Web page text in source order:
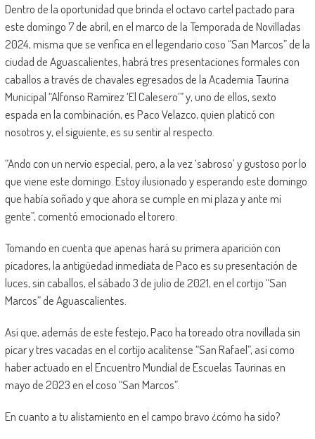
Dentro de la oportunidad que brinda el octavo cartel pactado para
este domingo 7 de abril, en el marco de la Temporada de Novilladas
2024, misma que se verifica en el legendario coso “San Marcos” de la
ciudad de Aguascalientes, habrá tres presentaciones formales con
caballos a través de chavales egresados de la Academia Taurina
Municipal “Alfonso Ramírez ‘El Calesero’” y, uno de ellos, sexto
espada en la combinación, es Paco Velazco, quien platicó con
nosotros y, el siguiente, es su sentir al respecto.
“Ando con un nervio especial, pero, a la vez ‘sabroso’ y gustoso por lo
que viene este domingo. Estoy ilusionado y esperando este domingo
que había soñado y que ahora se cumple en mi plaza y ante mi
gente”, comentó emocionado el torero.
Tomando en cuenta que apenas hará su primera aparición con
picadores, la antigüedad inmediata de Paco es su presentación de
luces, sin caballos, el sábado 3 de julio de 2021, en el cortijo “San
Marcos” de Aguascalientes.
Así que, además de este festejo, Paco ha toreado otra novillada sin
picar y tres vacadas en el cortijo acalitense “San Rafael”, así como
haber actuado en el Encuentro Mundial de Escuelas Taurinas en
mayo de 2023 en el coso “San Marcos”.
En cuanto a tu alistamiento en el campo bravo ¿cómo ha sido?